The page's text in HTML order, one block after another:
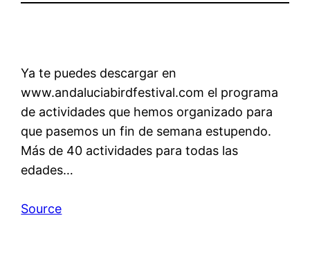
Ya te puedes descargar en
www.andaluciabirdfestival.com el programa
de actividades que hemos organizado para
que pasemos un fin de semana estupendo.
Más de 40 actividades para todas las
edades…
Source